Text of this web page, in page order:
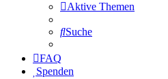
Aktive Themen
Suche
FAQ
Spenden